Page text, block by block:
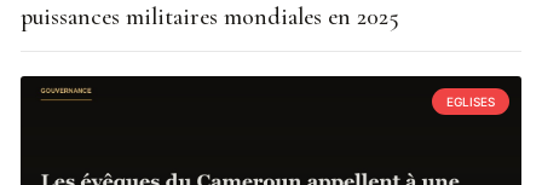
puissances militaires mondiales en 2025
EGLISES